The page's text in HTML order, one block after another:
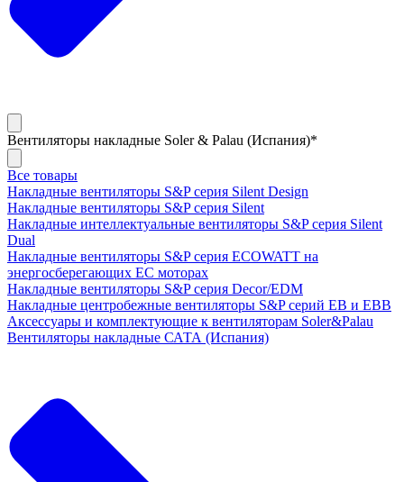
Вентиляторы накладные Soler & Palau (Испания)*
Все товары
Накладные вентиляторы S&P серия Silent Design
Накладные вентиляторы S&P серия Silent
Накладные интеллектуальные вентиляторы S&P серия Silent
Dual
Накладные вентиляторы S&P серия ECOWATT на
энергосберегающих ЕС моторах
Накладные вентиляторы S&P серия Decor/EDM
Накладные центробежные вентиляторы S&P серий EB и EBB
Аксессуары и комплектующие к вентиляторам Soler&Palau
Вентиляторы накладные САТА (Испания)